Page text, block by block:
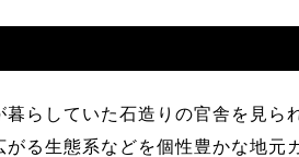
らしていた石造りの官舎を見ら
る生態系などを個性豊かな地元